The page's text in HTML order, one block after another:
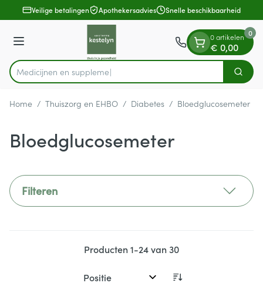
Ga naar de inhoud
1 van 1Veilige betalingen Apothekersadvies Snelle beschikbaarheid
Menu
Product, merk, categorie...
Me Zoek
0 artikelen
€ 0,00
0
Home / Thuiszorg en EHBO / Diabetes / Bloedglucosemeter
Bloedglucosemeter
Filteren
Producten1-24van30
Sorteer op: